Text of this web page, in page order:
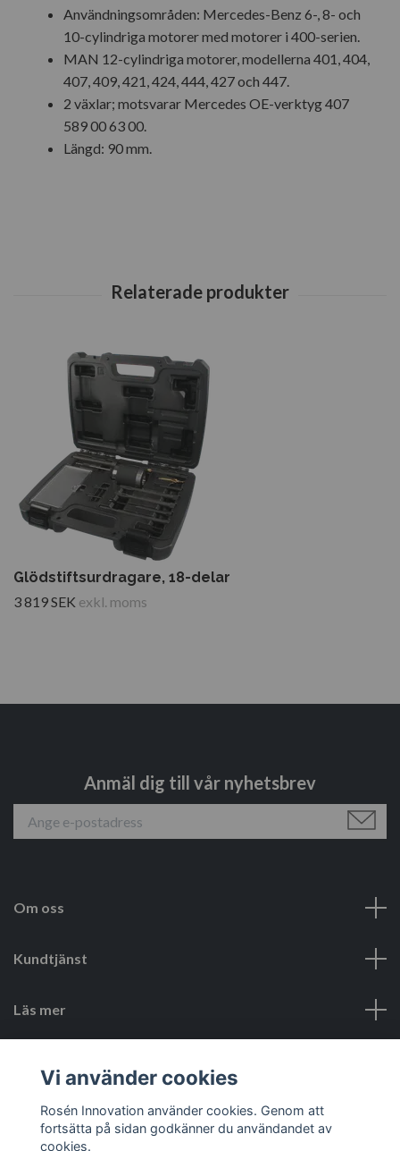
Användningsområden: Mercedes-Benz 6-, 8- och
10-cylindriga motorer med motorer i 400-serien.
MAN 12-cylindriga motorer, modellerna 401, 404,
407, 409, 421, 424, 444, 427 och 447.
2 växlar; motsvarar Mercedes OE-verktyg 407
589 00 63 00.
Längd: 90 mm.
Glödstiftsurdragare, 18-delar
3 819 SEK exkl. moms
Anmäl dig till vår nyhetsbrev
Om oss
Kundtjänst
Läs mer
Vi använder cookies
Rosén Innovation använder cookies. Genom att
fortsätta på sidan godkänner du användandet av
cookies.